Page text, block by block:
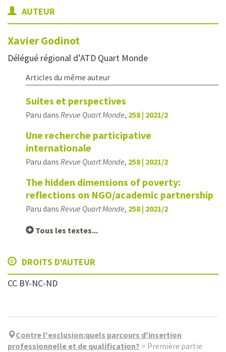
AUTEUR
XavierGodinot
Délégué régional d’ATD Quart Monde
Articles du même auteur
Suites et perspectives
Paru dans Revue Quart Monde, 258 | 2021/2
Une recherche participative
internationale
Paru dans Revue Quart Monde, 258 | 2021/2
The hidden dimensions of poverty:
reflections on NGO/academic partnership
Paru dans Revue Quart Monde, 258 | 2021/2
Tous les textes...
DROITS D'AUTEUR
CC BY-NC-ND
Contre l'exclusion:quels parcours d'insertion
professionnelle et de qualification? > Première partie